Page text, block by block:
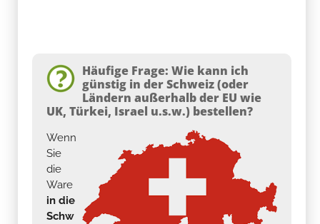
Häufige Frage: Wie kann ich
günstig in der Schweiz (oder
Ländern außerhalb der EU wie
UK, Türkei, Israel u.s.w.) bestellen?
Wenn
Sie
die
Ware
in die
Schw